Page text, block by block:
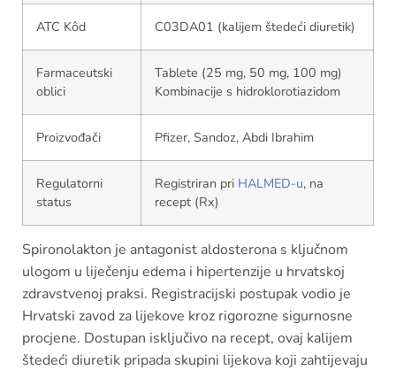
ATC Kôd C03DA01 (kalijem štedeći diuretik)
Farmaceutski
oblici
Tablete (25 mg, 50 mg, 100 mg)
Kombinacije s hidroklorotiazidom
Proizvođači Pfizer, Sandoz, Abdi Ibrahim
Regulatorni
status
Registriran pri HALMED-u, na
recept (Rx)
Spironolakton je antagonist aldosterona s ključnom
ulogom u liječenju edema i hipertenzije u hrvatskoj
zdravstvenoj praksi. Registracijski postupak vodio je
Hrvatski zavod za lijekove kroz rigorozne sigurnosne
procjene. Dostupan isključivo na recept, ovaj kalijem
štedeći diuretik pripada skupini lijekova koji zahtijevaju